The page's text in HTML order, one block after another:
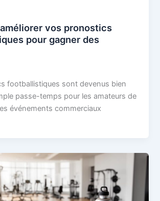
vos pronostics
pour gagner des
footballistiques sont devenus bien
passe-temps pour les amateurs de
événements commerciaux